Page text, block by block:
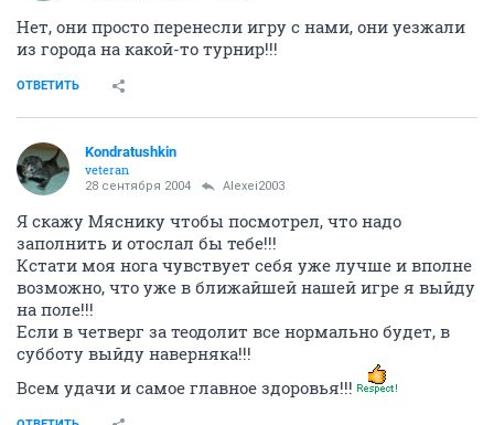
Нет, они просто перенесли игру с нами, они уезжали
из города на какой-то турнир!!!
ОТВЕТИТЬ
Kondratushkin
veteran
28 сентября 2004 Alexei2003
Я скажу Мяснику чтобы посмотрел, что надо
заполнить и отослал бы тебе!!!
Кстати моя нога чувствует себя уже лучше и вполне
возможно, что уже в ближайшей нашей игре я выйду
на поле!!!
Если в четверг за теодолит все нормально будет, в
субботу выйду наверняка!!!
Всем удачи и самое главное здоровья!!!